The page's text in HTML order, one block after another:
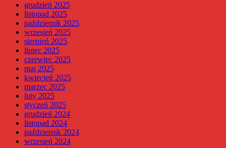
grudzień 2025
listopad 2025
październik 2025
wrzesień 2025
sierpień 2025
lipiec 2025
czerwiec 2025
maj 2025
kwiecień 2025
marzec 2025
luty 2025
styczeń 2025
grudzień 2024
listopad 2024
październik 2024
wrzesień 2024